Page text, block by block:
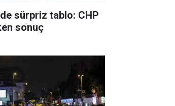
sürpriz tablo: CHP
sonuç